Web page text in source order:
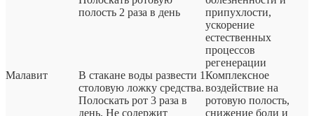
полость 2 раза в день
припухлости,
ускорение
естественных
процессов
регенерации
Малавит
В стакане воды развести 1
столовую ложку средства.
Полоскать рот 3 раза в
день. Не содержит
Комплексное
воздействие на
ротовую полость,
снижение боли и